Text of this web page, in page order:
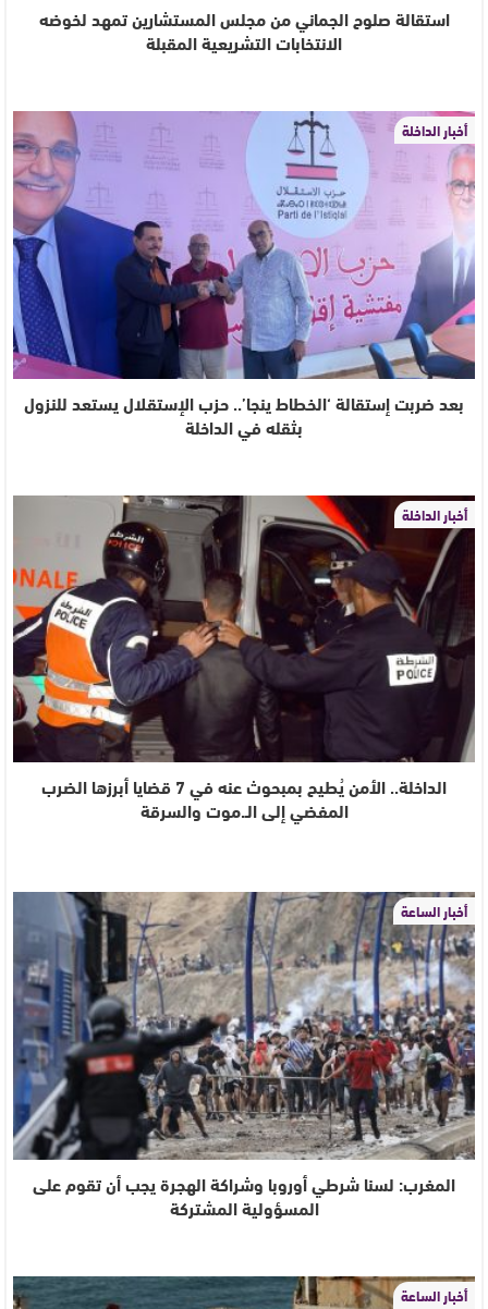
استقالة صلوح الجماني من مجلس المستشارين تمهد لخوضه
الانتخابات التشريعية المقبلة
أخبار الداخلة
بعد ضربت إستقالة ‘الخطاط ينجا’.. حزب الإستقلال يستعد للنزول
بثقله في الداخلة
أخبار الداخلة
الداخلة.. الأمن يُطيح بمبحوث عنه في 7 قضايا أبرزها الضرب
المفضي إلى الـ.موت والسرقة
أخبار الساعة
المغرب: لسنا شرطي أوروبا وشراكة الهجرة يجب أن تقوم على
المسؤولية المشتركة
أخبار الساعة